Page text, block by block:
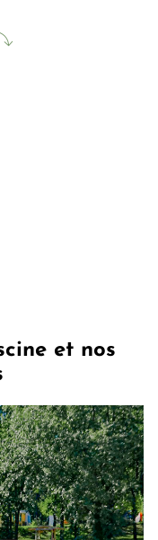
l’élégance
le raffinement
et nos